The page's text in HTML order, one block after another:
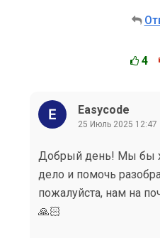
4
Easycode
25 Июль 2025 12:47
Добрый день! Мы бы
дело и помочь
пожалуйста, нам на
🙏🏻